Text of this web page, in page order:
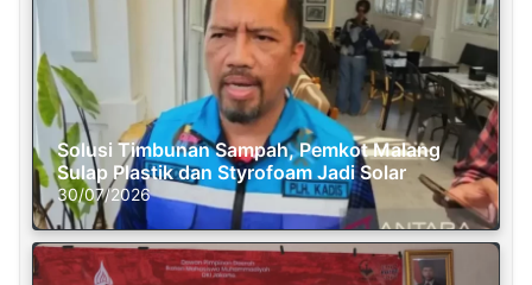
Solusi Timbunan Sampah, Pemkot Malang
Sulap Plastik dan Styrofoam Jadi Solar
30/07/2026